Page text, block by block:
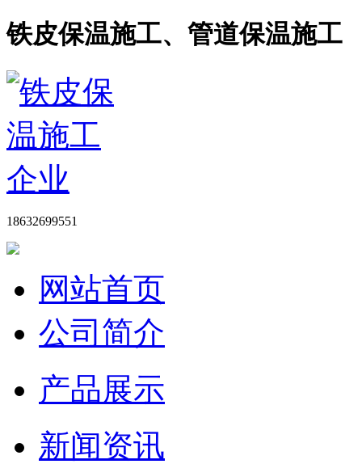
铁皮保温施工、管道保温施工
18632699551
网站首页
公司简介
产品展示
新闻资讯